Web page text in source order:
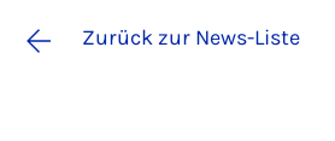
Zurück zur News-Liste